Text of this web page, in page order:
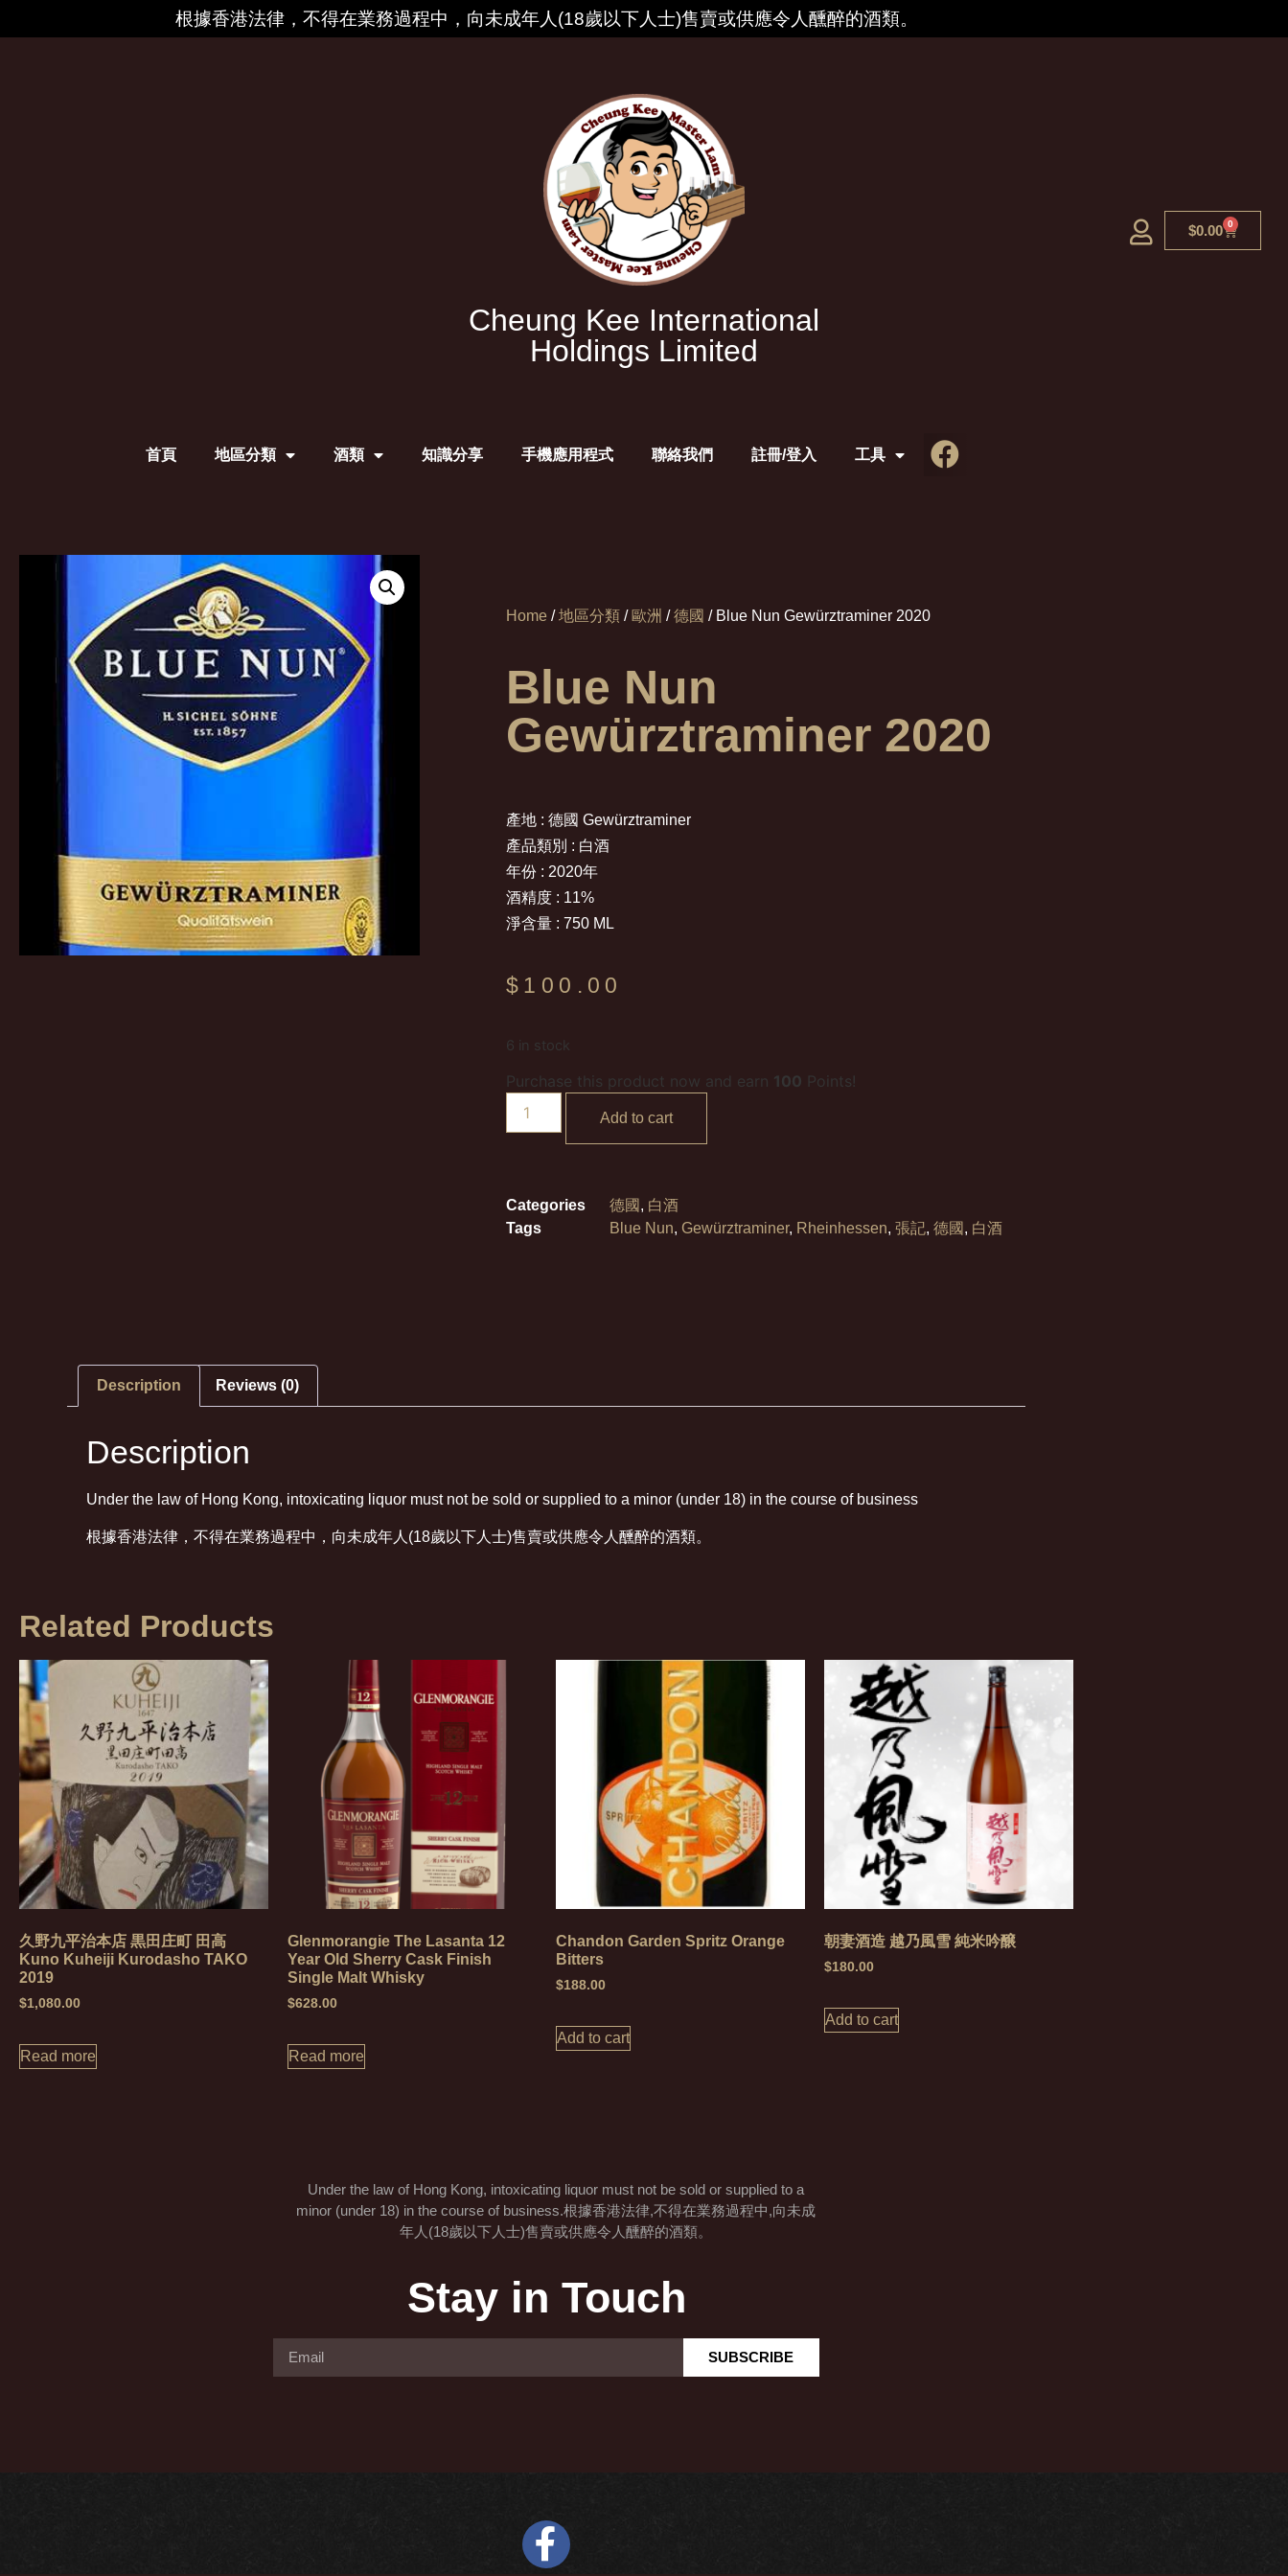
根據香港法律，不得在業務過程中，向未成年人(18歲以下人士)售賣或供應令人醺醉的酒類。
Cheung Kee International
Holdings Limited
$0.00 0
首頁 地區分類 酒類 知識分享 手機應用程式 聯絡我們 註冊/登入 工具
Home/地區分類/ 歐洲 /德國 / Blue Nun Gewürztraminer 2020
Blue Nun
Gewürztraminer 2020
產地 : 德國 Gewürztraminer
產品類別 : 白酒
年份 : 2020年
酒精度 : 11%
淨含量 : 750 ML
$ 100.00
6 in stock
Purchase this product now and earn 100 Points!
Add to cart
Categories 德國 , 白酒
Tags
Blue Nun, Gewürztraminer, Rheinhessen, 張記, 德國 , 白酒
Description Reviews (0)
Description
Under the law of Hong Kong, intoxicating liquor must not be sold or supplied to a minor (under 18) in the course of business
根據香港法律，不得在業務過程中，向未成年人(18歲以下人士)售賣或供應令人醺醉的酒類。
Related Products
久野九平治本店 黒田庄町 田高
Kuno Kuheiji Kurodasho TAKO
2019
$1,080.00
Read more
Glenmorangie The Lasanta 12
Year Old Sherry Cask Finish
Single Malt Whisky
$628.00
Read more
Chandon Garden Spritz Orange
Bitters
$188.00
Add to cart
朝妻酒造 越乃風雪 純米吟醸
$180.00
Add to cart
Under the law of Hong Kong, intoxicating liquor must not be sold or supplied to a
minor (under 18) in the course of business.根據香港法律,不得在業務過程中,向未成
年人(18歲以下人士)售賣或供應令人醺醉的酒類。
Stay in Touch
SUBSCRIBE